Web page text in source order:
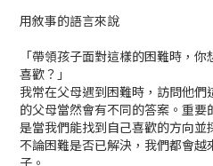
用敘事的語言來說
「帶領孩子面對這樣的困難時，
喜歡？」
我常在父母遇到困難時，訪問他
的父母當然會有不同的答案。重
是當我們能找到自己喜歡的方向並
不論困難是否已解決，我們都會